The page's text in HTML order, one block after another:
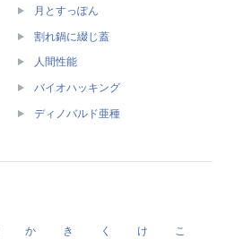
月とすっぽん
割れ鍋に綴じ蓋
人間性能
バイオハッキング
ディノバルド亜種
か き く け こ